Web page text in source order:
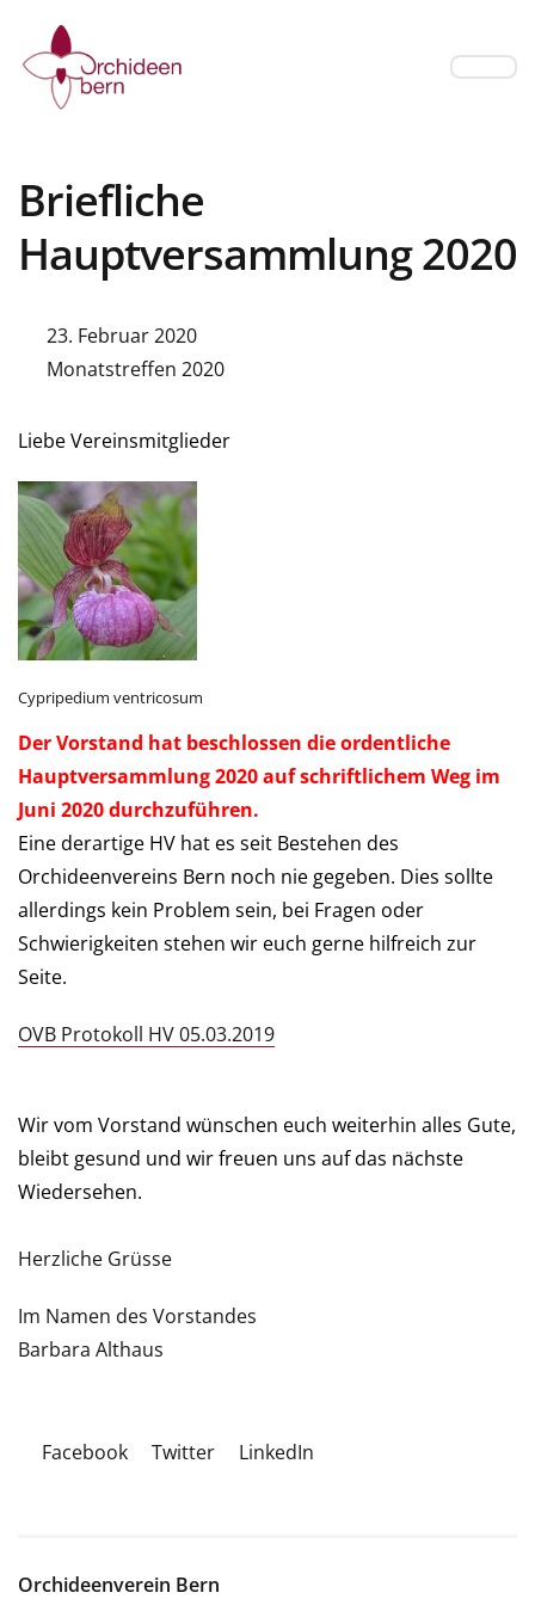
Briefliche
Hauptversammlung 2020
23. Februar 2020
Monatstreffen 2020
Liebe Vereinsmitglieder
Cypripedium ventricosum
Der Vorstand hat beschlossen die ordentliche
Hauptversammlung 2020 auf schriftlichem Weg im
Juni 2020durchzuführen.
Eine derartige HV hat es seit Bestehen des
Orchideenvereins Bern noch nie gegeben. Dies sollte
allerdings kein Problem sein, bei Fragen oder
Schwierigkeiten stehen wir euch gerne hilfreich zur
Seite.
OVB Protokoll HV 05.03.2019
Wir vom Vorstand wünschen euch weiterhin alles Gute,
bleibt gesund und wir freuen uns auf das nächste
Wiedersehen.
Herzliche Grüsse
Im Namen des Vorstandes
Barbara Althaus
Facebook Twitter LinkedIn
Orchideenverein Bern